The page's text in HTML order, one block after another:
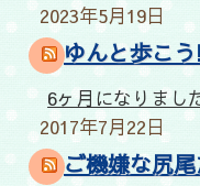
2023年5月19日
ゆんと歩こう!
6ヶ月になりまし
2017年7月22日
ご機嫌な尻尾